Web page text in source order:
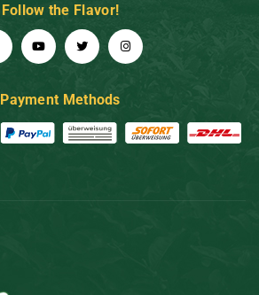
Follow the Flavor!
Payment Methods